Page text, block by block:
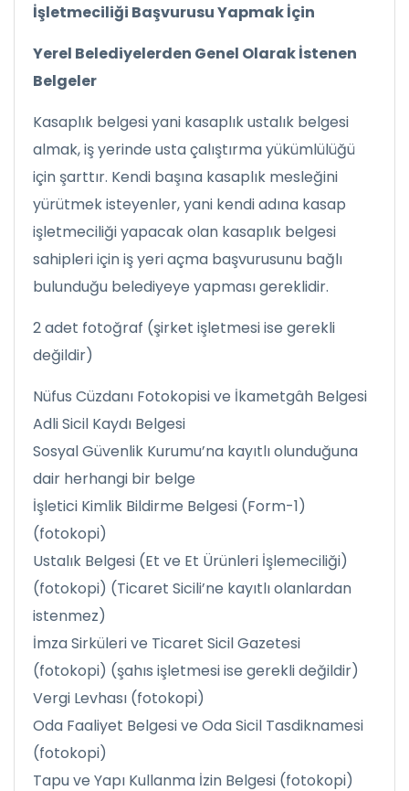
İşletmeciliği Başvurusu Yapmak İçin
Yerel Belediyelerden Genel Olarak İstenen
Belgeler
Kasaplık belgesi yani kasaplık ustalık belgesi
almak, iş yerinde usta çalıştırma yükümlülüğü
için şarttır. Kendi başına kasaplık mesleğini
yürütmek isteyenler, yani kendi adına kasap
işletmeciliği yapacak olan kasaplık belgesi
sahipleri için iş yeri açma başvurusunu bağlı
bulunduğu belediyeye yapması gereklidir.
2 adet fotoğraf (şirket işletmesi ise gerekli
değildir)
Nüfus Cüzdanı Fotokopisi ve İkametgâh Belgesi
Adli Sicil Kaydı Belgesi
Sosyal Güvenlik Kurumu’na kayıtlı olunduğuna
dair herhangi bir belge
İşletici Kimlik Bildirme Belgesi (Form-1)
(fotokopi)
Ustalık Belgesi (Et ve Et Ürünleri İşlemeciliği)
(fotokopi) (Ticaret Sicili’ne kayıtlı olanlardan
istenmez)
İmza Sirküleri ve Ticaret Sicil Gazetesi
(fotokopi) (şahıs işletmesi ise gerekli değildir)
Vergi Levhası (fotokopi)
Oda Faaliyet Belgesi ve Oda Sicil Tasdiknamesi
(fotokopi)
Tapu ve Yapı Kullanma İzin Belgesi (fotokopi)